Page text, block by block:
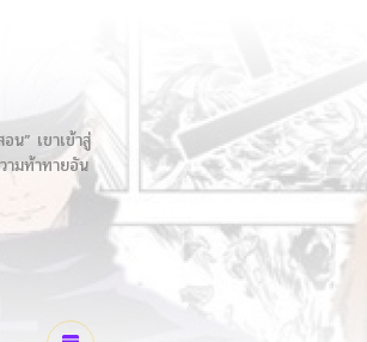
น” เขาเข้าสู่
ามท้าทายอัน